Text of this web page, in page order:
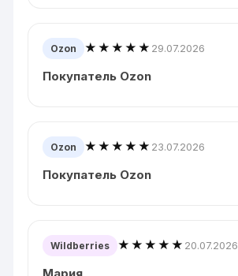
Ozon ★★★★★ 29.07.2026
Покупатель Ozon
Ozon ★★★★★ 23.07.2026
Покупатель Ozon
Wildberries ★★★★★ 20.07.2026